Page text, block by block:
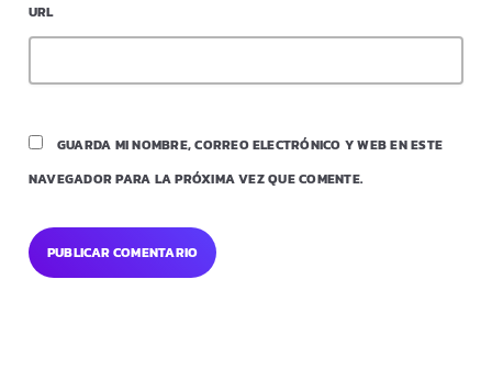
URL
GUARDA MI NOMBRE, CORREO ELECTRÓNICO Y WEB EN ESTE
NAVEGADOR PARA LA PRÓXIMA VEZ QUE COMENTE.